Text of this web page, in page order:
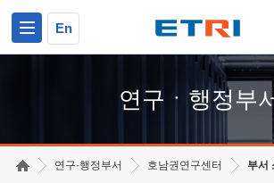
En
연구ㆍ행정부
연구·행정부서 호남권연구센터 부서